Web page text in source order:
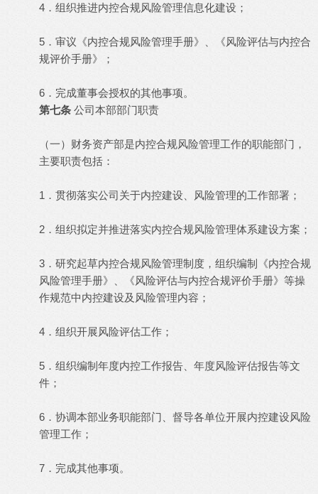
4．组织推进内控合规风险管理信息化建设；
5．审议《内控合规风险管理手册》、《风险评估与内控合
规评价手册》；
6．完成董事会授权的其他事项。
第七条 公司本部部门职责
（一）财务资产部是内控合规风险管理工作的职能部门，
主要职责包括：
1．贯彻落实公司关于内控建设、风险管理的工作部署；
2．组织拟定并推进落实内控合规风险管理体系建设方案；
3．研究起草内控合规风险管理制度，组织编制《内控合规
风险管理手册》、《风险评估与内控合规评价手册》等操
作规范中内控建设及风险管理内容；
4．组织开展风险评估工作；
5．组织编制年度内控工作报告、年度风险评估报告等文
件；
6．协调本部业务职能部门、督导各单位开展内控建设风险
管理工作；
7．完成其他事项。